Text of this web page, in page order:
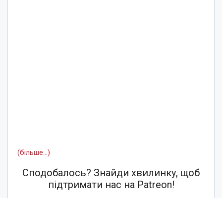
(більше…)
Сподобалось? Знайди хвилинку, щоб
підтримати нас на Patreon!